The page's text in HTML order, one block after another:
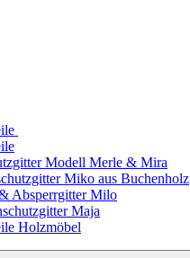
Modell Merle & Mira
Miko aus Buchenholz
Absperrgitter Milo
Maja
Holzmöbel